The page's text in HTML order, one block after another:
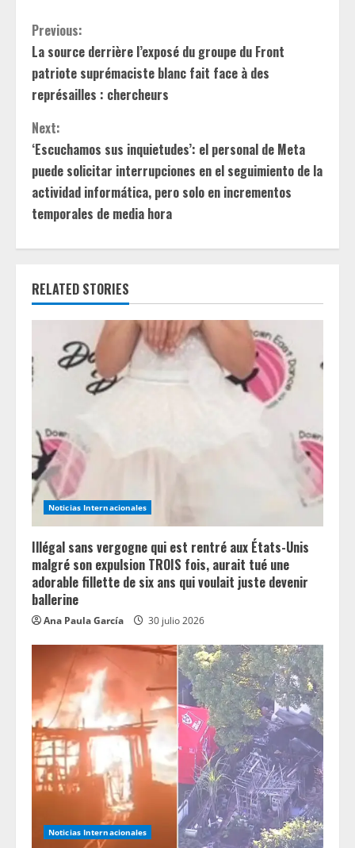
C
o
n
t
i
n
R
a
i
n
g
Previous:
La source derrière l’exposé du groupe du Front
patriote suprémaciste blanc fait face à des
représailles : chercheurs
Next:
‘Escuchamos sus inquietudes’: el personal de Meta
puede solicitar interrupciones en el seguimiento de la
actividad informática, pero solo en incrementos
temporales de media hora
RELATED STORIES
Noticias Internacionales
Illégal sans vergogne qui est rentré aux États-Unis
malgré son expulsion TROIS fois, aurait tué une
adorable fillette de six ans qui voulait juste devenir
ballerine
Ana Paula García 30 julio 2026
Noticias Internacionales